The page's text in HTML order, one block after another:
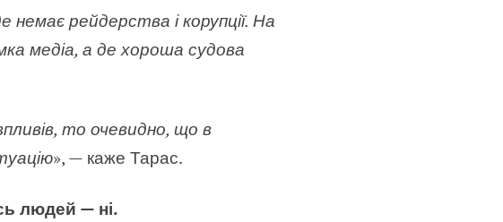
рейдерства і корупції. На
медіа, а де хороша судова
то очевидно, що в
», — каже Тарас.
людей — ні.